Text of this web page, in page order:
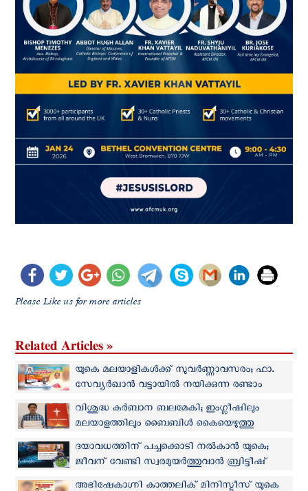
Please Like us for more articles
Related Articles »
യു‌കെ‌ മലയാളികള്‍ക്ക് സുവര്‍ണ്ണാവസരം; ഫാ.
സേവ്യര്‍ഖാന്‍ വട്ടായില്‍ നയിക്കുന്ന രണ്ടാം
ശനിയാഴ്ച്ച ബൈബിൾ കൺവെൻഷൻ മെയ്
10ന്
വിശുദ്ധ കുര്‍ബാന ബലമേകി; ഇംഗ്ലീഷിലും
മലയാളത്തിലും ബൈബിള്‍ കൈയെഴുത്തു
പ്രതിയുമായി യു‌കെ മലയാളി
ദയാവധത്തിന് പച്ചക്കൊടി നല്‍കാന്‍ യു‌കെ;
ജീവന് വേണ്ടി സ്വരമുയര്‍ത്തുവാന്‍ ബ്രിട്ടീഷ്
മലയാളികള്‍ക്ക് ഇടയില്‍ ആഹ്വാനം
അഭിഷേകാഗ്നി കാത്തലിക് മിനിസ്ട്രീസ് യു‌കെ‌